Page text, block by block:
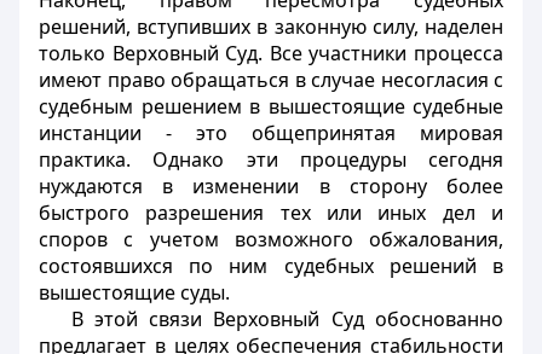
решений, вступивших в законную силу, наделен
только Верховный Суд. Все участники процесса
имеют право обращаться в случае несогласия с
судебным решением в вышестоящие судебные
инстанции - это общепринятая мировая
практика. Однако эти процедуры сегодня
нуждаются в изменении в сторону более
быстрого разрешения тех или иных дел и
споров с учетом возможного обжалования,
состоявшихся по ним судебных решений в
вышестоящие суды.
В этой связи Верховный Суд обоснованно
предлагает в целях обеспечения стабильности